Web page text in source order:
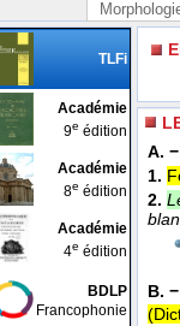
TLFi
Académie
9e édition
Académie
8e édition
Académie
4e édition
BDLP
Francophonie
A. −
1.
2.
B. −
(